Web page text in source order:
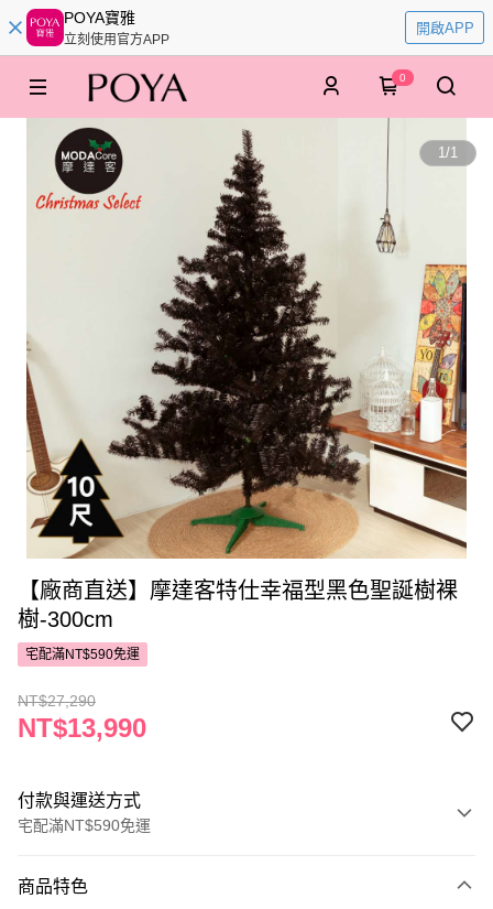
POYA寶雅
立刻使用官方APP
開啟APP
0
1/1
【廠商直送】摩達客特仕幸福型黑色聖誕樹裸
樹-300cm
宅配滿NT$590免運
NT$27,290
NT$13,990
付款與運送方式
宅配滿NT$590免運
POYA支付
商品特色